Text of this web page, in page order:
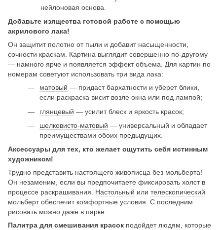
нейлоновая основа.
Добавьте изящества готовой работе с помощью
акрилового лака!
Он защитит полотно от пыли и добавит насыщенности,
сочности краскам. Картина выглядит совершенно по-другому
— намного ярче и появляется эффект объема. Для картин по
номерам советуют использовать три вида лака:
матовый — придаст бархатности и уберет блики,
если раскраска висит возле окна или под лампой;
глянцевый — усилит блеск и яркость красок;
шелковисто-матовый — универсальный и обладает
преимуществами обоих предыдущих.
Аксессуары для тех, кто желает ощутить себя истинным
художником!
Трудно представить настоящего живописца без мольберта!
Он незаменим, если вы предпочитаете фиксировать холст в
процессе раскрашивания. Настольный или телескопический
мольберт обеспечит комфортные условия. С последним
рисовать можно даже в парке.
Палитра для смешивания красок подойдет людям, которые